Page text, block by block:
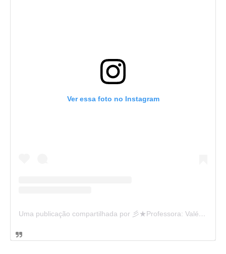
Ver essa foto no Instagram
Uma publicação compartilhada por 彡★Professora: Valéria·.¸¸.· (@ensinandocomcarinho)